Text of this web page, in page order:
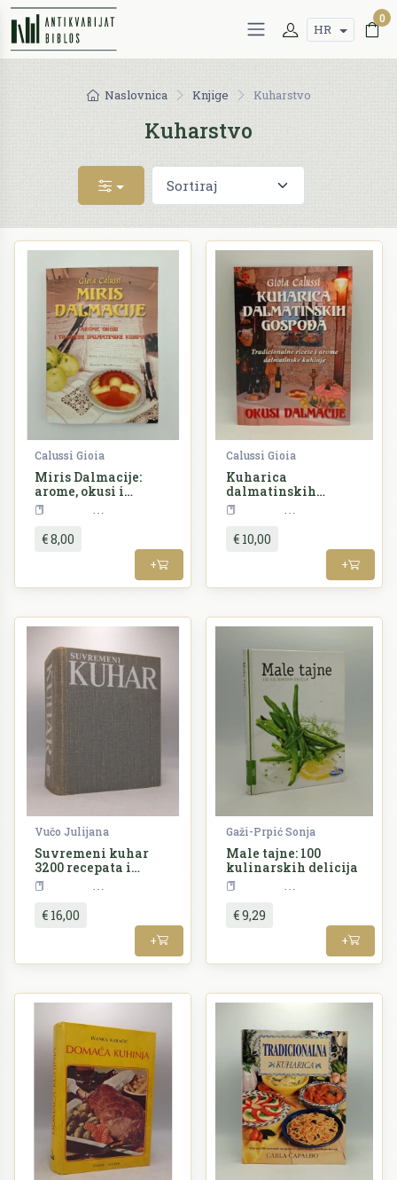
HR
0
Naslovnica Knjige Kuharstvo
Kuharstvo
Calussi Gioia
Miris Dalmacije:
arome, okusi i
tradicije
dalmatinske kuhinje
€ 8,00
+
Calussi Gioia
Kuharica
dalmatinskih
gospođa
€ 10,00
+
Vučo Julijana
Suvremeni kuhar
3200 recepata i
savjeta
€ 16,00
+
Gaži-Prpić Sonja
Male tajne: 100
kulinarskih delicija
€ 9,29
+